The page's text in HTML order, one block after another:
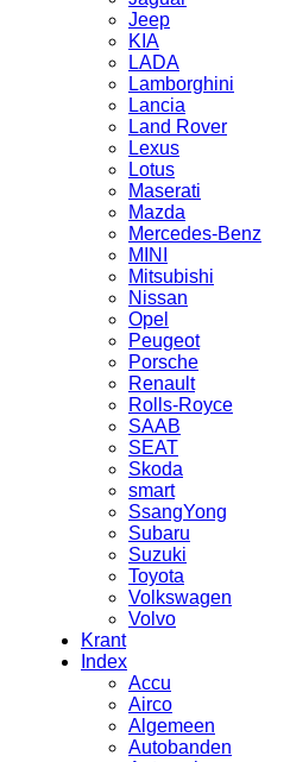
Jeep
KIA
LADA
Lamborghini
Lancia
Land Rover
Lexus
Lotus
Maserati
Mazda
Mercedes-Benz
MINI
Mitsubishi
Nissan
Opel
Peugeot
Porsche
Renault
Rolls-Royce
SAAB
SEAT
Skoda
smart
SsangYong
Subaru
Suzuki
Toyota
Volkswagen
Volvo
Krant
Index
Accu
Airco
Algemeen
Autobanden